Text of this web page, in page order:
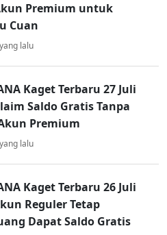
Premium untuk
Cuan
lalu
Kaget Terbaru 27 Juli
Saldo Gratis Tanpa
Premium
lalu
Kaget Terbaru 26 Juli
Reguler Tetap
Dapat Saldo Gratis